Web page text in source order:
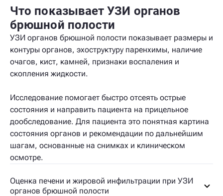
Что показывает УЗИ органов
брюшной полости
УЗИ органов брюшной полости показывает размеры и
контуры органов, эхоструктуру паренхимы, наличие
очагов, кист, камней, признаки воспаления и
скопления жидкости.
Исследование помогает быстро отсеять острые
состояния и направить пациента на прицельное
дообследование. Для пациента это понятная картина
состояния органов и рекомендации по дальнейшим
шагам, основанные на снимках и клиническом
осмотре.
Оценка печени и жировой инфильтрации при УЗИ
органов брюшной полости